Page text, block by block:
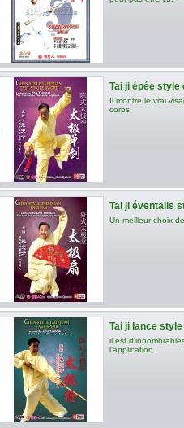
Tai ji épée style
Il montre le vrai
corps.
Tai ji éventails
Un meilleur choix
Tai ji lance
il est
l'application.